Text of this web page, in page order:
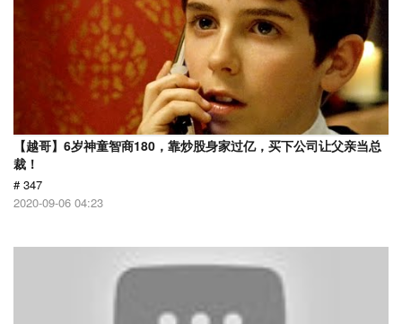
【越哥】6岁神童智商180，靠炒股身家过亿，买下公司让父亲当总
裁！
# 347
2020-09-06 04:23